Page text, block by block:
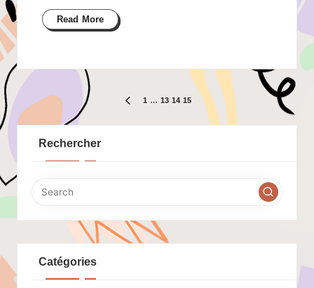
Read More
Pagination
des
publications
PREVIOUS
1 … 13 14 15
Rechercher
Catégories